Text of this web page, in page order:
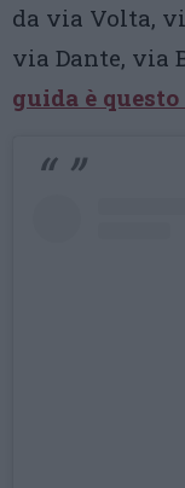
da via Volta,
via Dante, via
guida è